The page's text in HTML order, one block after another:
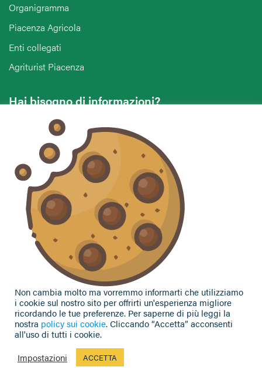
Organigramma
Piacenza Agricola
Enti collegati
Agriturist Piacenza
Hai bisogno di informazioni?
Vuoi contattarci per ricevere assistenza, lasciare un
commento o chiedere informazioni?
CONTATTACI
Seguici sui social
Privacy Policy|Cookie Policy
© 2002-2026 CAA Confagricoltura Emilia Romagna srl - P.IVA
02317021208
Non cambia molto ma vorremmo informarti che utilizziamo
i cookie sul nostro sito per offrirti un'esperienza migliore
ricordando le tue preferenze. Per saperne di più leggi la
nostra policy sui cookie. Cliccando “Accetta” acconsenti
all'uso di tutti i cookie.
Impostazioni
ACCETTA